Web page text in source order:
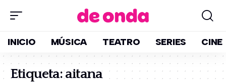
INICIO MÚSICA TEATRO SERIES CINE
Etiqueta:aitana